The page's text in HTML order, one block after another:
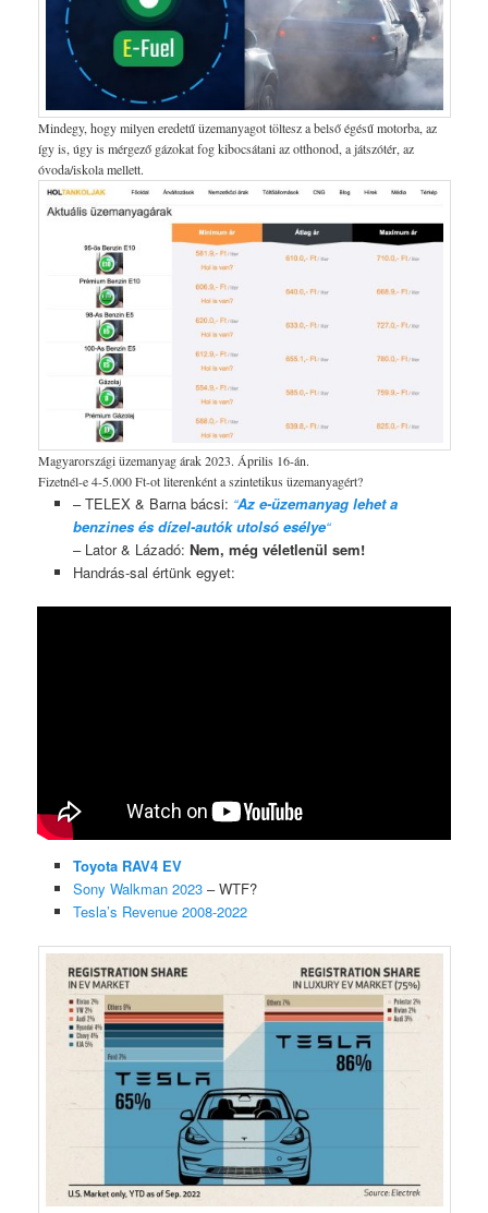
Mindegy, hogy milyen eredetű üzemanyagot töltesz a belső égésű motorba, az
így is, úgy is mérgező gázokat fog kibocsátani az otthonod, a játszótér, az
óvoda/iskola mellett.
Magyarországi üzemanyag árak 2023. Április 16-án.
Fizetnél-e 4-5.000 Ft-ot literenként a szintetikus üzemanyagért?
– TELEX & Barna bácsi: “Az e-üzemanyag lehet a
benzines és dízel-autók utolsó esélye“
– Lator & Lázadó: Nem, még véletlenül sem!
Handrás-sal értünk egyet:
Toyota RAV4 EV
Sony Walkman 2023– WTF?
Tesla’s Revenue 2008-2022